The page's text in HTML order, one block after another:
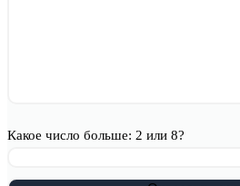
Какое число больше: 2 или 8?